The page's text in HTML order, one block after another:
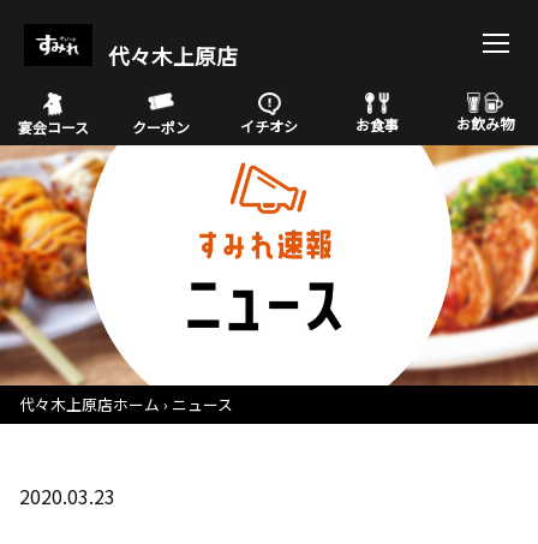
代々木上原店
宴会コース クーポン イチオシ お食事 お飲み物
代々木上原店ホーム ニュース
2020.03.23